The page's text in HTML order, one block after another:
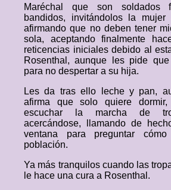
Maréchal que son soldados
bandidos, invitándolos la
afirmando que no deben tener
sola, aceptando finalmente
reticencias iniciales debido al
Rosenthal, aunque les pide
para no despertar a su hija.
Les da tras ello leche y pan,
afirma que solo quiere dormir,
escuchar la marcha de
acercándose, llamando de
ventana para preguntar
población.
Ya más tranquilos cuando las
le hace una cura a Rosenthal.